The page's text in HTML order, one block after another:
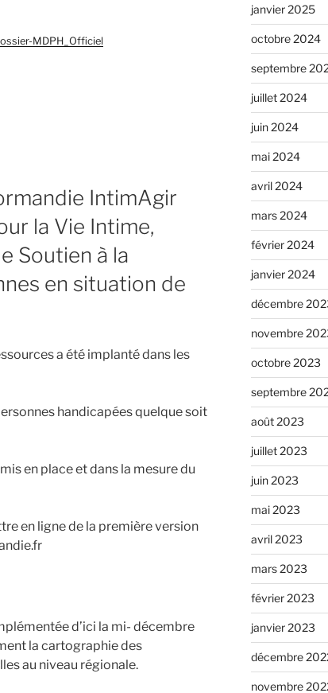
MDPH_Officiel
IntimAgir
la Vie Intime,
Soutien à la
en situation de
a été implanté dans les
handicapées quelque soit
en place et dans la mesure du
en ligne de la première version
d’ici la mi- décembre
la cartographie des
au niveau régionale.
janvier 2025
octobre 2024
septembre
juillet 2024
juin 2024
mai 2024
avril 2024
mars 2024
février 2024
janvier 2024
décembre
novembre
octobre 2023
septembre
août 2023
juillet 2023
juin 2023
mai 2023
avril 2023
mars 2023
février 2023
janvier 2023
décembre
novembre